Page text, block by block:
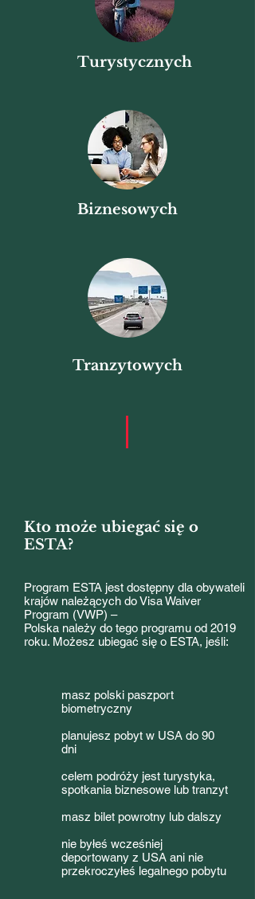
Turystycznych
Biznesowych
Tranzytowych
Kto może ubiegać się o
ESTA?
Program ESTA jest dostępny dla obywateli
krajów należących do Visa Waiver
Program (VWP) –
Polska należy do tego programu od 2019
roku. Możesz ubiegać się o ESTA, jeśli:
masz polski paszport
biometryczny
planujesz pobyt w USA do 90
dni
celem podróży jest turystyka,
spotkania biznesowe lub tranzyt
masz bilet powrotny lub dalszy
nie byłeś wcześniej
deportowany z USA ani nie
przekroczyłeś legalnego pobytu